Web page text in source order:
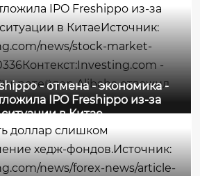
поднявшись на
сессии...
IPO Freshippo из-за
в КитаеИсточник:
news/stock-market-
-
ретейлер Alibaba отложил
акций своей
к акциям потребительского
- отмена - экономика -
IPO Freshippo из-за
в Китае
доллар слишком
хедж-фондов.Источник:
news/forex-news/article-